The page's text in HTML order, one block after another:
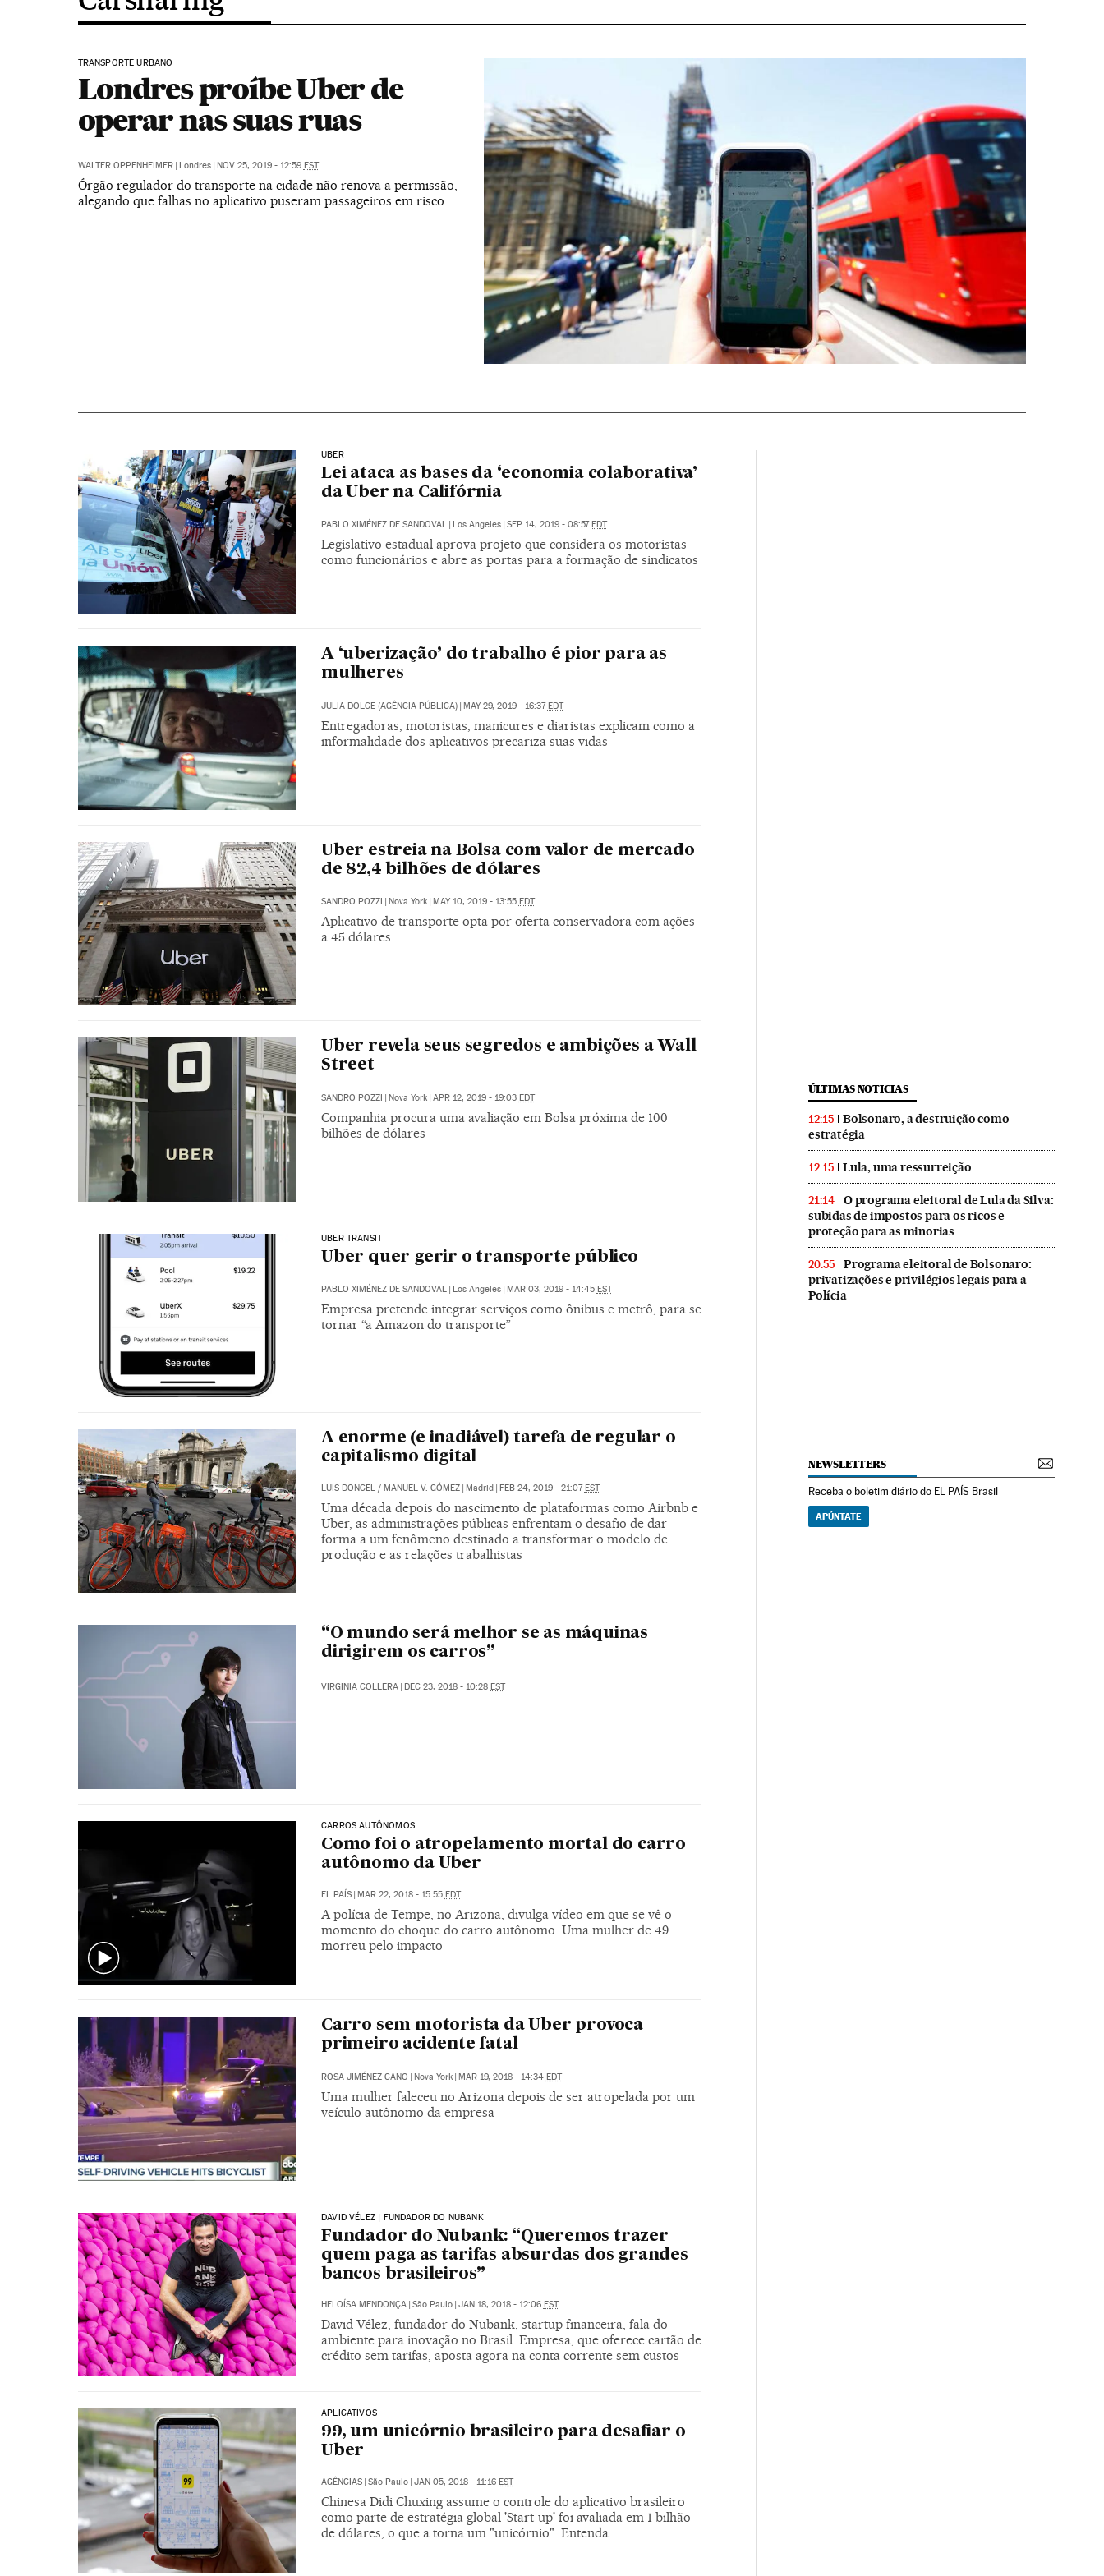
TRANSPORTE URBANO
Londres proíbe Uber de
operar nas suas ruas
WALTER OPPENHEIMER | Londres | NOV 25, 2019 - 12:59 EST
Órgão regulador do transporte na cidade não renova a permissão,
alegando que falhas no aplicativo puseram passageiros em risco
UBER
Lei ataca as bases da ‘economia colaborativa’
da Uber na Califórnia
PABLO XIMÉNEZ DE SANDOVAL | Los Angeles | SEP 14, 2019 - 08:57EDT
Legislativo estadual aprova projeto que considera os motoristas
como funcionários e abre as portas para a formação de sindicatos
A ‘uberização’ do trabalho é pior para as
mulheres
JULIA DOLCE (AGÊNCIA PÚBLICA) | MAY 29, 2019 - 16:37EDT
Entregadoras, motoristas, manicures e diaristas explicam como a
informalidade dos aplicativos precariza suas vidas
Uber estreia na Bolsa com valor de mercado
de 82,4 bilhões de dólares
SANDRO POZZI Nova York MAY 10, 2019 - 13:55 EDT
Aplicativo de transporte opta por oferta conservadora com ações
a 45 dólares
Uber revela seus segredos e ambições a Wall
Street
SANDRO POZZI | Nova York | APR 12, 2019 - 19:03 EDT
Companhia procura uma avaliação em Bolsa próxima de 100
bilhões de dólares
UBER TRANSIT
Uber quer gerir o transporte público
PABLO XIMÉNEZ DE SANDOVAL Los Angeles MAR 03, 2019 - 14:45 EST
Empresa pretende integrar serviços como ônibus e metrô, para se
tornar “a Amazon do transporte”
A enorme (e inadiável) tarefa de regular o
capitalismo digital
LUIS DONCEL/ MANUEL V. GÓMEZ | Madrid | FEB 24, 2019 - 21:07EST
Uma década depois do nascimento de plataformas como Airbnb e
Uber, as administrações públicas enfrentam o desafio de dar
forma a um fenômeno destinado a transformar o modelo de
produção e as relações trabalhistas
“O mundo será melhor se as máquinas
dirigirem os carros”
VIRGINIA COLLERA | DEC 23, 2018 - 10:28 EST
CARROS AUTÔNOMOS
Como foi o atropelamento mortal do carro
autônomo da Uber
EL PAÍS | MAR 22, 2018 - 15:55 EDT
A polícia de Tempe, no Arizona, divulga vídeo em que se vê o
momento do choque do carro autônomo. Uma mulher de 49
morreu pelo impacto
Carro sem motorista da Uber provoca
primeiro acidente fatal
ROSA JIMÉNEZ CANO | Nova York | MAR 19, 2018 - 14:34 EDT
Uma mulher faleceu no Arizona depois de ser atropelada por um
veículo autônomo da empresa
DAVID VÉLEZ | FUNDADOR DO NUBANK
Fundador do Nubank: “Queremos trazer
quem paga as tarifas absurdas dos grandes
bancos brasileiros”
HELOÍSA MENDONÇA | São Paulo | JAN 18, 2018 - 12:06 EST
David Vélez, fundador do Nubank, startup financeira, fala do
ambiente para inovação no Brasil. Empresa, que oferece cartão de
crédito sem tarifas, aposta agora na conta corrente sem custos
APLICATIVOS
99, um unicórnio brasileiro para desafiar o
Uber
AGÊNCIAS | São Paulo | JAN 05, 2018 - 11:16 EST
Chinesa Didi Chuxing assume o controle do aplicativo brasileiro
como parte de estratégia global 'Start-up' foi avaliada em 1 bilhão
de dólares, o que a torna um "unicórnio". Entenda
ÚLTIMAS NOTICIAS
12:15
Bolsonaro, a destruição como
estratégia
12:15 Lula, uma ressurreição
21:14
O programa eleitoral de Lula da Silva:
subidas de impostos para os ricos e
proteção para as minorias
20:55
Programa eleitoral de Bolsonaro:
privatizações e privilégios legais para a
Polícia
NEWSLETTERS
Receba o boletim diário do EL PAÍS Brasil
APÚNTATE